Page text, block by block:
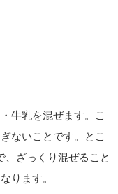
牛乳を混ぜます。こ
ないことです。とこ
、ざっくり混ぜること
ります。